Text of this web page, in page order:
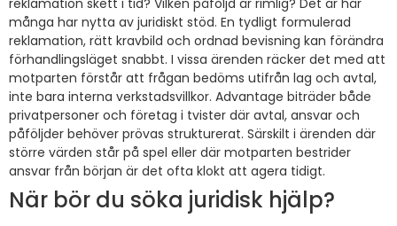
reklamation skett i tid? Vilken påföljd är rimlig? Det är här
många har nytta av juridiskt stöd. En tydligt formulerad
reklamation, rätt kravbild och ordnad bevisning kan förändra
förhandlingsläget snabbt. I vissa ärenden räcker det med att
motparten förstår att frågan bedöms utifrån lag och avtal,
inte bara interna verkstadsvillkor. Advantage biträder både
privatpersoner och företag i tvister där avtal, ansvar och
påföljder behöver prövas strukturerat. Särskilt i ärenden där
större värden står på spel eller där motparten bestrider
ansvar från början är det ofta klokt att agera tidigt.
När bör du söka juridisk hjälp?